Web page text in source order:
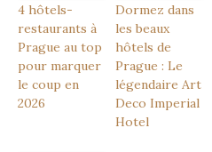
4 hôtels-
restaurants à
Prague au top
pour marquer
le coup en
2026
Dormez dans
les beaux
hôtels de
Prague : Le
légendaire Art
Deco Imperial
Hotel